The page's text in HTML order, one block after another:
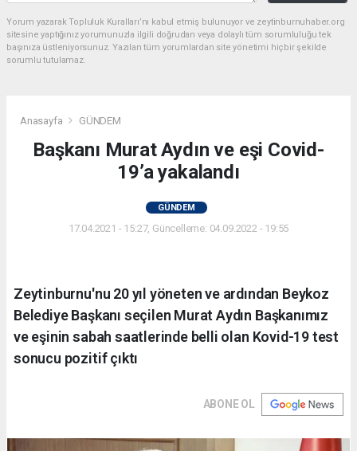
Yorum yazarak Topluluk Kuralları’nı kabul etmiş bulunuyor ve zeytinburnuhaber.org
sitesine yaptığınız yorumunuzla ilgili doğrudan veya dolaylı tüm sorumluluğu tek
başınıza üstleniyorsunuz. Yazılan tüm yorumlardan site yönetimi hiçbir şekilde
sorumlu tutulamaz.
Anasayfa GÜNDEM
Başkanı Murat Aydın ve eşi Covid-
19’a yakalandı
GÜNDEM
17.04.2021 - 15:27, Güncelleme: 04.09.2022 - 19:55
Zeytinburnu'nu 20 yıl yöneten ve ardından Beykoz
Belediye Başkanı seçilen Murat Aydın Başkanımız
ve eşinin sabah saatlerinde belli olan Kovid-19 test
sonucu pozitif çıktı
ABONE OL